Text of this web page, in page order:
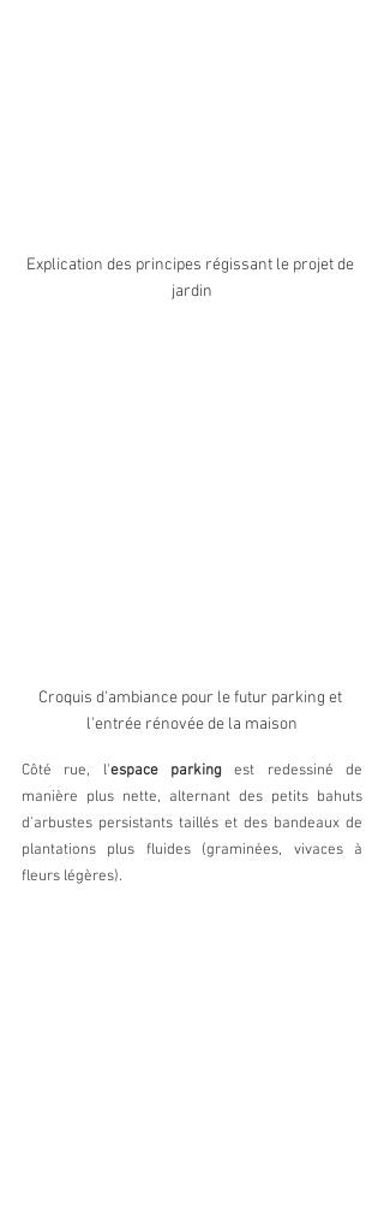
Explication des principes régissant le projet de
jardin
Croquis d'ambiance pour le futur parking et
l'entrée rénovée de la maison
Côté rue, l'espace parking est redessiné de
manière plus nette, alternant des petits bahuts
d'arbustes persistants taillés et des bandeaux de
plantations plus fluides (graminées, vivaces à
fleurs légères).